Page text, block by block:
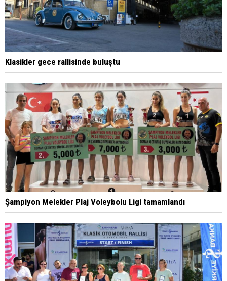
Klasikler gece rallisinde buluştu
Şampiyon Melekler Plaj Voleybolu Ligi tamamlandı